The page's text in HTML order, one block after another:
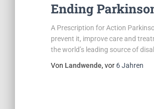
Ending
A Prescription for Action
prevent it, improve care and
the world’s leading source of
Von Landwende, vor 6 Jahren